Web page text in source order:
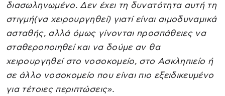
διασωληνωμένο. Δεν έχει τη δυνατότητα αυτή τη
στιγμή(να χειρουργηθεί) γιατί είναι αιμοδυναμικά
ασταθής, αλλά όμως γίνονται προσπάθειες να
σταθεροποιηθεί και να δούμε αν θα
χειρουργηθεί στο νοσοκομείο, στο Ασκληπιείο ή
σε άλλο νοσοκομείο που είναι πιο εξειδικευμένο
για τέτοιες περιπτώσεις».